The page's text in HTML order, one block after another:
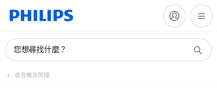
您想尋找什麼？
收音機及鬧鐘